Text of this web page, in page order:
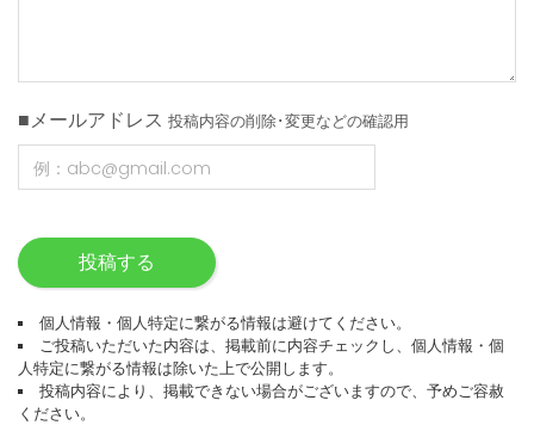
■メールアドレス 投稿内容の削除･変更などの確認用
投稿する
個人情報・個人特定に繋がる情報は避けてください。
ご投稿いただいた内容は、掲載前に内容チェックし、個人情報・個
人特定に繋がる情報は除いた上で公開します。
投稿内容により、掲載できない場合がございますので、予めご容赦
ください。